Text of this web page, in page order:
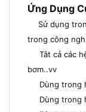
Ứng Dụng
Sử dụng
trong công
Tât cả các
bơm..vv
Dùng trong
Dùng trong